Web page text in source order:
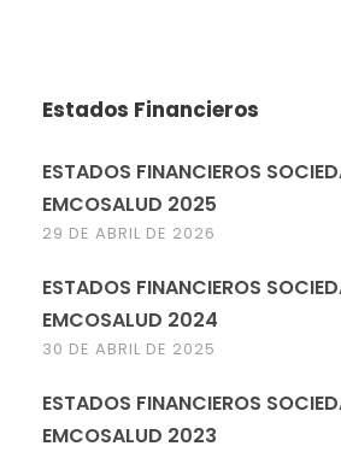
Estados Financieros
ESTADOS FINANCIEROS
EMCOSALUD 2025
29 DE ABRIL DE 2026
ESTADOS FINANCIEROS
EMCOSALUD 2024
30 DE ABRIL DE 2025
ESTADOS FINANCIEROS
EMCOSALUD 2023